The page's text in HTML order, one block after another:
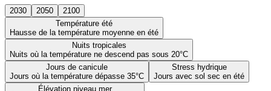
2030 2050
2100
Température été
Hausse de la température moyenne en été
Nuits tropicales
Nuits où la température ne descend pas sous 20°C
Jours de canicule
Jours où la température dépasse 35°C
Stress hydrique
Jours avec sol sec en été
Élévation niveau mer